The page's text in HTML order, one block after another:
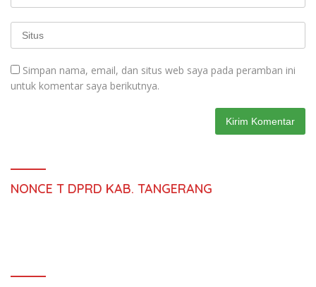
Simpan nama, email, dan situs web saya pada peramban ini
untuk komentar saya berikutnya.
NONCE T DPRD KAB. TANGERANG